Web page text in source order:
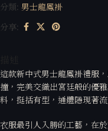
分類: 男士龍鳳褂
分享:
這款新中式男士龍鳳褂禮服
撞，完美交織出宮廷般的優
料，挺括有型，通體隱現著
衣服最引人入勝的工藝，在